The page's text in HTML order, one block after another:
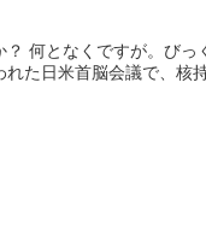
何となくですが。び
た日米首脳会議で、核